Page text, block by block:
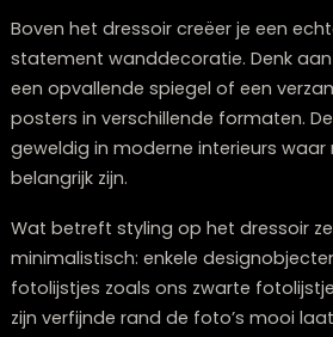
Een minimalistisch dressoir
een rustig en ruimtelijk interieur.
vormgegeven dressoir in
afwerking in neutrale tinten
geheim van deze combinatie zit
dressoir zelf, waardoor je
Boven het dressoir creëer je
statement wanddecoratie. Denk
een opvallende spiegel of een